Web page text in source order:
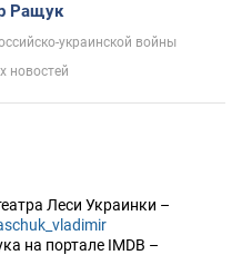
Ращук
украинской войны
новостей
Леси Украинки –
на портале IMDB –